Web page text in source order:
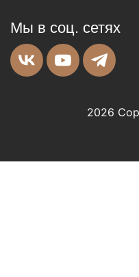
Мы в соц. сетях
2026